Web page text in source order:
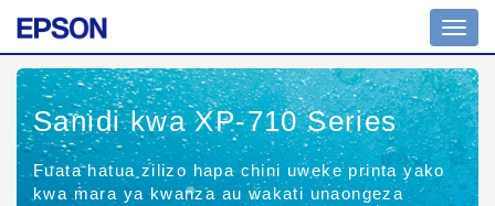
wa
tuglu
Sanidi kwa XP-710 Series
Fuata hatua zilizo hapa chini uweke printa yako
kwa mara ya kwanza au wakati unaongeza